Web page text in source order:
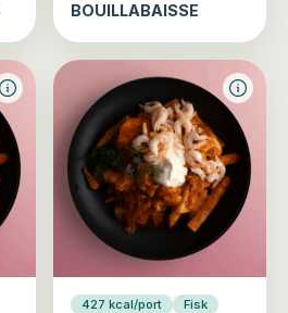
BOUILLABAISSE
427 kcal/port
Fisk